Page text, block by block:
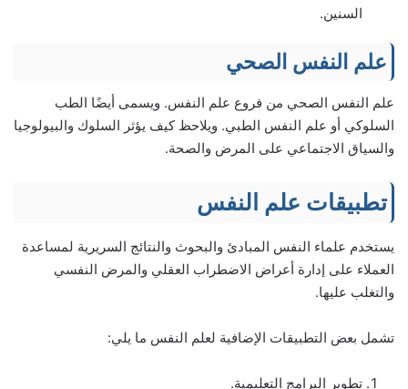
السنين.
علم النفس الصحي
علم النفس الصحي من فروع علم النفس. ويسمى أيضًا الطب
السلوكي أو علم النفس الطبي. ويلاحظ كيف يؤثر السلوك والبيولوجيا
والسياق الاجتماعي على المرض والصحة.
تطبيقات علم النفس
يستخدم علماء النفس المبادئ والبحوث والنتائج السريرية لمساعدة
العملاء على إدارة أعراض الاضطراب العقلي والمرض النفسي
والتغلب عليها.
تشمل بعض التطبيقات الإضافية لعلم النفس ما يلي:
تطوير البرامج التعليمية.